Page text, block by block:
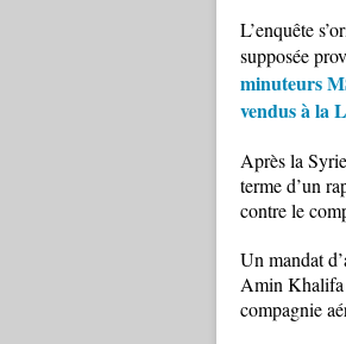
L’enquête
supposée
minuteurs
vendus à la
Après la
terme d’un
contre le
Un mandat
Amin Khalifa
compagnie